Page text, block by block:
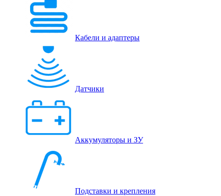
Кабели и адаптеры
Датчики
Аккумуляторы и ЗУ
Подставки и крепления